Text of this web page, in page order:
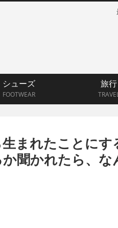
シューズ
FOOTWEAR
旅行
まれたことにす
聞かれたら、な